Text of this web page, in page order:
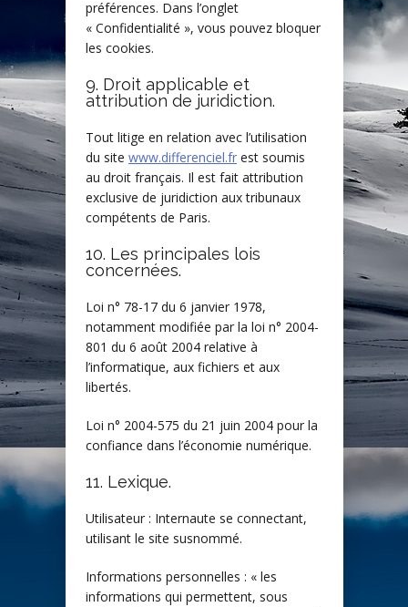
préférences. Dans l’onglet
« Confidentialité », vous pouvez bloquer
les cookies.
9. Droit applicable et
attribution de juridiction.
Tout litige en relation avec l’utilisation
du site www.differenciel.fr est soumis
au droit français. Il est fait attribution
exclusive de juridiction aux tribunaux
compétents de Paris.
10. Les principales lois
concernées.
Loi n° 78-17 du 6 janvier 1978,
notamment modifiée par la loi n° 2004-
801 du 6 août 2004 relative à
l’informatique, aux fichiers et aux
libertés.
Loi n° 2004-575 du 21 juin 2004 pour la
confiance dans l’économie numérique.
11. Lexique.
Utilisateur : Internaute se connectant,
utilisant le site susnommé.
Informations personnelles : « les
informations qui permettent, sous